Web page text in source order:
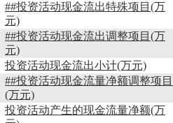
##投资活动现金流出特殊项目(万
元)
##投资活动现金流出调整项目(万
元)
投资活动现金流出小计(万元)
##投资活动现金流量净额调整项目
(万元)
投资活动产生的现金流量净额(万